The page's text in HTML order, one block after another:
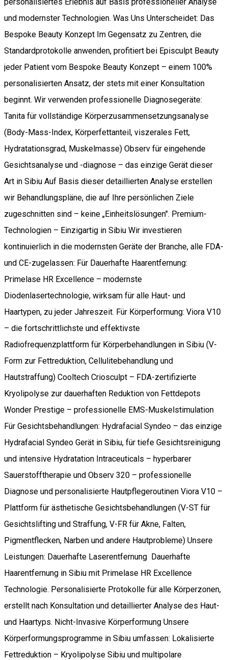
und modernster Technologien. Was Uns Unterscheidet: Das
Bespoke Beauty Konzept Im Gegensatz zu Zentren, die
Standardprotokolle anwenden, profitiert bei Episculpt Beauty
jeder Patient vom Bespoke Beauty Konzept – einem 100%
personalisierten Ansatz, der stets mit einer Konsultation
beginnt. Wir verwenden professionelle Diagnosegeräte:
Tanita für vollständige Körperzusammensetzungsanalyse
(Body-Mass-Index, Körperfettanteil, viszerales Fett,
Hydratationsgrad, Muskelmasse) Observ für eingehende
Gesichtsanalyse und -diagnose – das einzige Gerät dieser
Art in Sibiu Auf Basis dieser detaillierten Analyse erstellen
wir Behandlungspläne, die auf Ihre persönlichen Ziele
zugeschnitten sind – keine „Einheitslösungen". Premium-
Technologien – Einzigartig in Sibiu Wir investieren
kontinuierlich in die modernsten Geräte der Branche, alle FDA-
und CE-zugelassen: Für Dauerhafte Haarentfernung:
Primelase HR Excellence – modernste
Diodenlasertechnologie, wirksam für alle Haut- und
Haartypen, zu jeder Jahreszeit. Für Körperformung: Viora V10
– die fortschrittlichste und effektivste
Radiofrequenzplattform für Körperbehandlungen in Sibiu (V-
Form zur Fettreduktion, Cellulitebehandlung und
Hautstraffung) Cooltech Criosculpt – FDA-zertifizierte
Kryolipolyse zur dauerhaften Reduktion von Fettdepots
Wonder Prestige – professionelle EMS-Muskelstimulation
Für Gesichtsbehandlungen: Hydrafacial Syndeo – das einzige
Hydrafacial Syndeo Gerät in Sibiu, für tiefe Gesichtsreinigung
und intensive Hydratation Intraceuticals – hyperbarer
Sauerstofftherapie und Observ 320 – professionelle
Diagnose und personalisierte Hautpflegeroutinen Viora V10 –
Plattform für ästhetische Gesichtsbehandlungen (V-ST für
Gesichtslifting und Straffung, V-FR für Akne, Falten,
Pigmentflecken, Narben und andere Hautprobleme) Unsere
Leistungen: Dauerhafte Laserentfernung Dauerhafte
Haarentfernung in Sibiu mit Primelase HR Excellence
Technologie. Personalisierte Protokolle für alle Körperzonen,
erstellt nach Konsultation und detaillierter Analyse des Haut-
und Haartyps. Nicht-Invasive Körperformung Unsere
Körperformungsprogramme in Sibiu umfassen: Lokalisierte
Fettreduktion – Kryolipolyse Sibiu und multipolare